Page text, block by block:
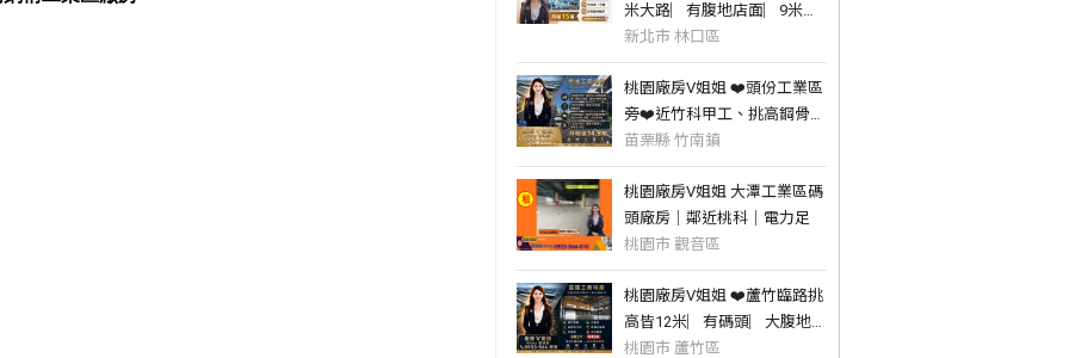
米大路︳有腹地店面︳9米挑
高廠
新北市 林口區
桃園廠房V姐姐 ❤️頭份工業區
旁❤️近竹科甲工、挑高鋼骨附
貨梯、腹地
苗栗縣 竹南鎮
桃園廠房V姐姐 大潭工業區碼
頭廠房｜鄰近桃科｜電力足
桃園市 觀音區
桃園廠房V姐姐 ❤️蘆竹臨路挑
高皆12米︳有碼頭︳大腹地︳
灑水設備
桃園市 蘆竹區